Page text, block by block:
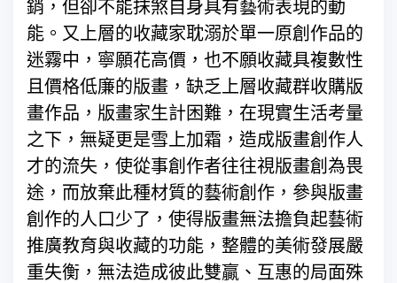
銷，但卻不能抹煞自身具有藝術表現的動
能。又上層的收藏家耽溺於單一原創作品的
迷霧中，寧願花高價，也不願收藏具複數性
且價格低廉的版畫，缺乏上層收藏群收購版
畫作品，版畫家生計困難，在現實生活考量
之下，無疑更是雪上加霜，造成版畫創作人
才的流失，使從事創作者往往視版畫創為畏
途，而放棄此種材質的藝術創作，參與版畫
創作的人口少了，使得版畫無法擔負起藝術
推廣教育與收藏的功能，整體的美術發展嚴
重失衡，無法造成彼此雙贏、互惠的局面殊